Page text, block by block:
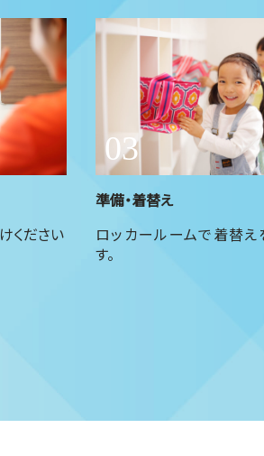
ください
準備・着替え
ロッカールームで着替え
す。